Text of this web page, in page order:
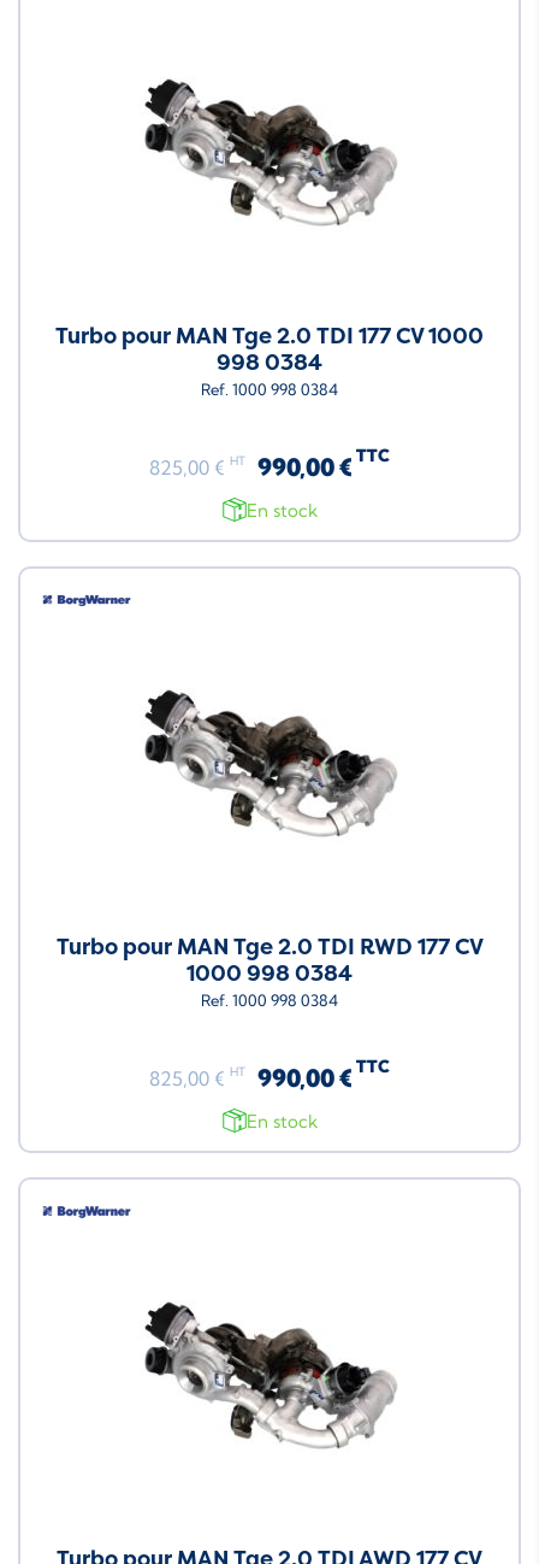
Turbo pour MAN Tge 2.0 TDI 177 CV 1000
998 0384
Ref. 1000 998 0384
825,00 € HT 990,00 € TTC
En stock
Turbo pour MAN Tge 2.0 TDI RWD 177 CV
1000 998 0384
Ref. 1000 998 0384
825,00 € HT 990,00 € TTC
En stock